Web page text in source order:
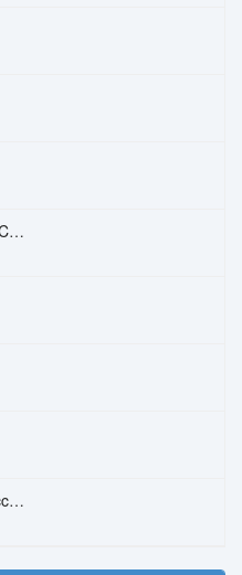
Mindenki Táncol – Majka Curtis, Péter Majoros
Sara Perche Ti Amo – Ricchi E Poveri